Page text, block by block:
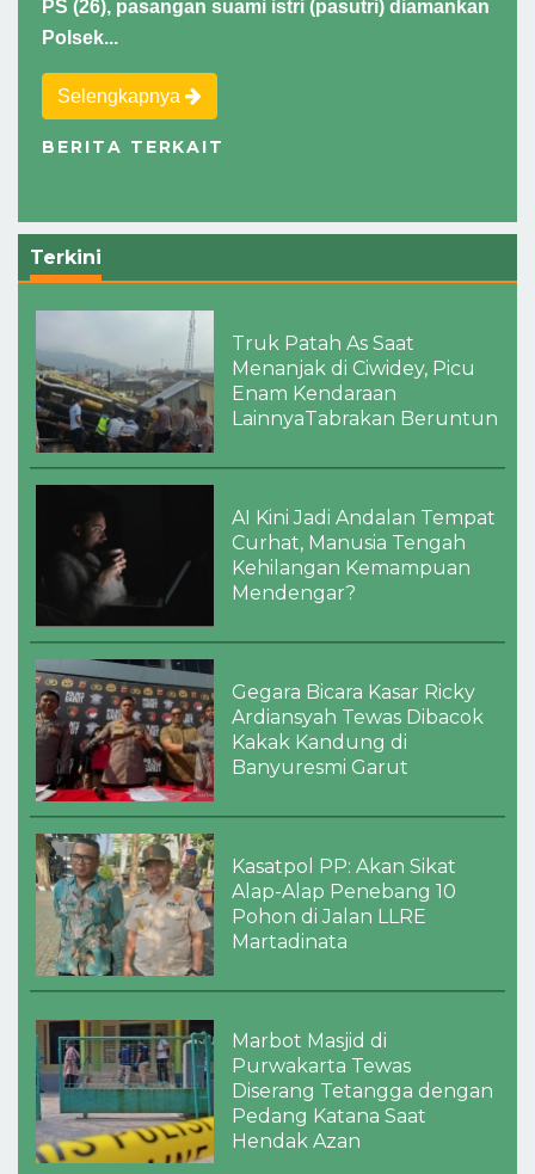
PS (26), pasangan suami istri (pasutri) diamankan
Polsek...
Selengkapnya
BERITA TERKAIT
Terkini
Truk Patah As Saat
Menanjak di Ciwidey, Picu
Enam Kendaraan
LainnyaTabrakan Beruntun
AI Kini Jadi Andalan Tempat
Curhat, Manusia Tengah
Kehilangan Kemampuan
Mendengar?
Gegara Bicara Kasar Ricky
Ardiansyah Tewas Dibacok
Kakak Kandung di
Banyuresmi Garut
Kasatpol PP: Akan Sikat
Alap-Alap Penebang 10
Pohon di Jalan LLRE
Martadinata
Marbot Masjid di
Purwakarta Tewas
Diserang Tetangga dengan
Pedang Katana Saat
Hendak Azan